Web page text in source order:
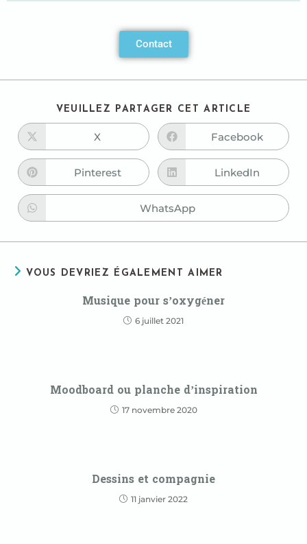
Contact
VEUILLEZ PARTAGER CET ARTICLE
X Facebook
Pinterest LinkedIn
WhatsApp
VOUS DEVRIEZ ÉGALEMENT AIMER
Musique pour s’oxygéner
6 juillet 2021
Moodboard ou planche d’inspiration
17 novembre 2020
Dessins et compagnie
11 janvier 2022